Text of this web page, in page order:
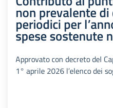
non prevalente
periodici per
spese sostenute
Approvato con decreto del
1° aprile 2026 l’elenco dei